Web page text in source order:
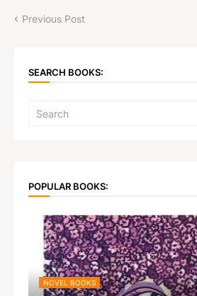
Previous Post
SEARCH BOOKS:
POPULAR BOOKS:
NOVEL BOOKS